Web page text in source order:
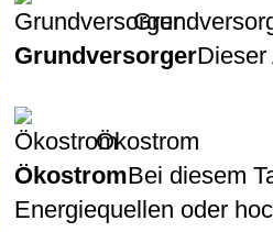
GrundversorgerDieser
Ökostrom
ÖkostromBei diesem
Energiequellen oder